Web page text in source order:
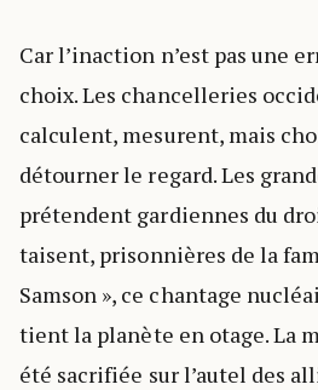
Car l’inaction n’est pas une
choix. Les chancelleries
calculent, mesurent, mais
détourner le regard. Les
prétendent gardiennes du
taisent, prisonnières de la
Samson », ce chantage
tient la planète en otage. La
été sacrifiée sur l’autel des